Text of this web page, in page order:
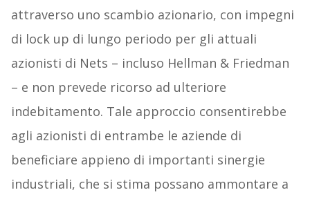
attraverso uno scambio azionario, con impegni
di lock up di lungo periodo per gli attuali
azionisti di Nets – incluso Hellman & Friedman
– e non prevede ricorso ad ulteriore
indebitamento. Tale approccio consentirebbe
agli azionisti di entrambe le aziende di
beneficiare appieno di importanti sinergie
industriali, che si stima possano ammontare a